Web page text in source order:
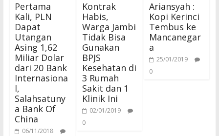
Pertama
Kali, PLN
Dapat
Utangan
Asing 1,62
Miliar Dolar
dari 20 Bank
Internasiona
l,
Salahsatuny
a Bank Of
China
06/11/2018
Kontrak
Habis,
Warga Jambi
Tidak Bisa
Gunakan
BPJS
Kesehatan di
3 Rumah
Sakit dan 1
Klinik Ini
02/01/2019
0
Ariansyah :
Kopi Kerinci
Tembus ke
Mancanegar
a
25/01/2019
0